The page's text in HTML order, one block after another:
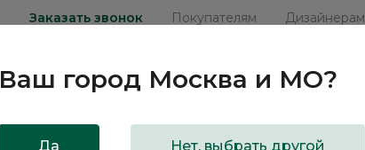
Заказать звонок Покупателям Дизайнерам
Распродажа
Ваш город Москва и МО?
Да Нет, выбрать другой